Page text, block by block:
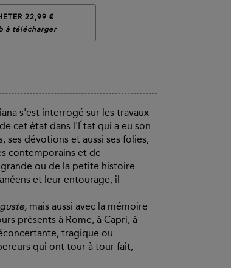
22,99 €
à télécharger
s'est interrogé sur les travaux
cet état dans l'État qui a eu son
ses dévotions et aussi ses folies,
contemporains et de
ou de la petite histoire
et leur entourage, il
mais aussi avec la mémoire
présents à Rome, à Capri, à
tragique ou
qui ont tour à tour fait,